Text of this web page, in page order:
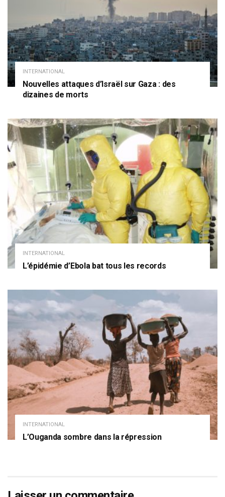
INTERNATIONAL
Nouvelles attaques d’Israël sur Gaza : des
dizaines de morts
INTERNATIONAL
L’épidémie d’Ebola bat tous les records
INTERNATIONAL
L’Ouganda sombre dans la répression